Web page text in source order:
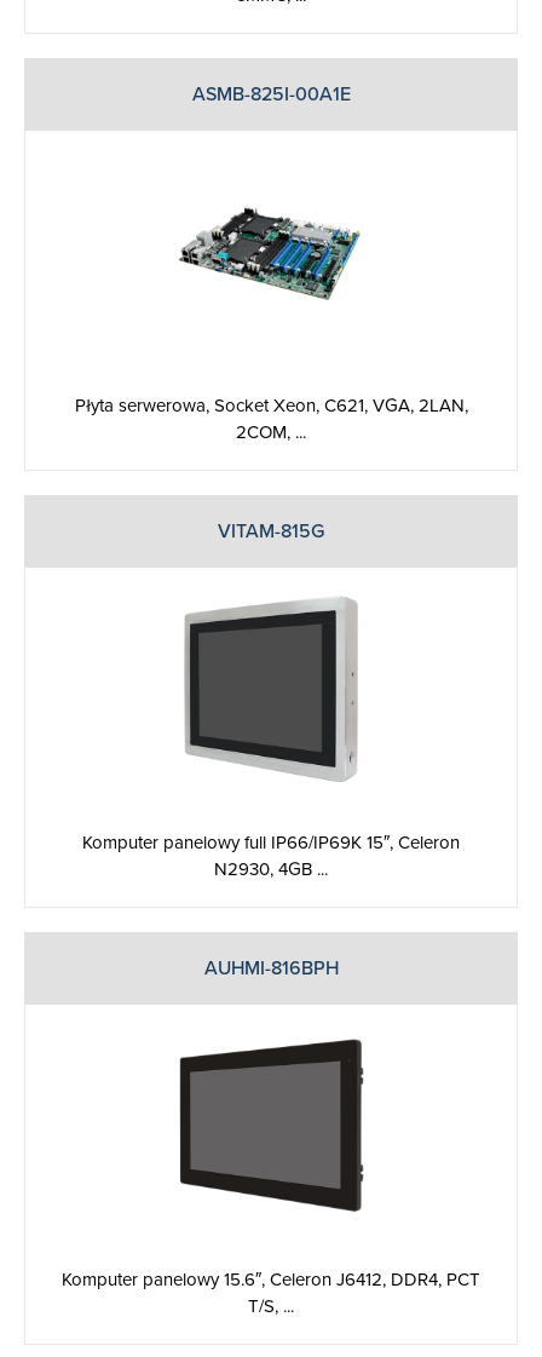
ASMB-825I-00A1E
Płyta serwerowa, Socket Xeon, C621, VGA, 2LAN,
2COM, ...
VITAM-815G
Komputer panelowy full IP66/IP69K 15″, Celeron
N2930, 4GB ...
AUHMI-816BPH
Komputer panelowy 15.6″, Celeron J6412, DDR4, PCT
T/S, ...